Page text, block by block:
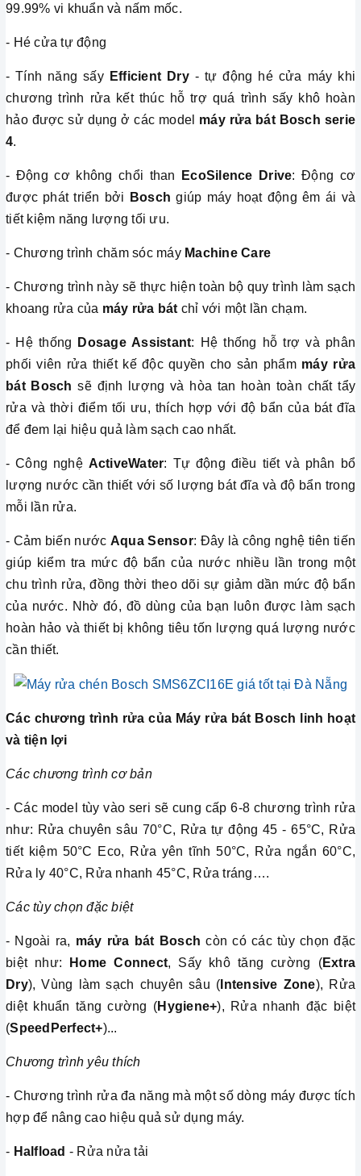
99.99% vi khuẩn và nấm mốc.
- Hé cửa tự động
- Tính năng sấy Efficient Dry- tự động hé cửa máy khi
chương trình rửa kết thúc hỗ trợ quá trình sấy khô hoàn
hảo được sử dụng ở các model máy rửa bát Bosch serie
4.
- Động cơ không chổi than EcoSilence Drive: Động cơ
được phát triển bởi
Boschgiúp máy hoạt động êm ái và
tiết kiệm năng lượng tối ưu.
- Chương trình chăm sóc máy Machine Care
- Chương trình này sẽ thực hiện toàn bộ quy trình làm sạch
khoang rửa của máy rửa bát chỉ với một lần chạm.
- Hệ thống Dosage Assistant: Hệ thống hỗ trợ và phân
phối viên rửa thiết kế độc quyền cho sản phẩm máy rửa
bát Bosch sẽ định lượng và hòa tan hoàn toàn chất tẩy
rửa và thời điểm tối ưu, thích hợp với độ bẩn của bát đĩa
để đem lại hiệu quả làm sạch cao nhất.
- Công nghệ ActiveWater: Tự động điều tiết và phân bổ
lượng nước cần thiết với số lượng bát đĩa và độ bẩn trong
mỗi lần rửa.
- Cảm biến nước Aqua Sensor: Đây là công nghệ tiên tiến
giúp kiểm tra mức độ bẩn của nước nhiều lần trong một
chu trình rửa, đồng thời theo dõi sự giảm dần mức độ bẩn
của nước. Nhờ đó, đồ dùng của bạn luôn được làm sạch
hoàn hảo và thiết bị không tiêu tốn lượng quá lượng nước
cần thiết.
Các chương trình rửa của Máy rửa bát Bosch linh hoạt
và tiện lợi
Các chương trình cơ bản
- Các model tùy vào seri sẽ cung cấp 6-8 chương trình rửa
như: Rửa chuyên sâu 70°C, Rửa tự động 45 - 65°C, Rửa
tiết kiệm 50°C Eco, Rửa yên tĩnh 50°C, Rửa ngắn 60°C,
Rửa ly 40°C, Rửa nhanh 45°C, Rửa tráng….
Các tùy chọn đặc biệt
- Ngoài ra, máy rửa bát Bosch còn có các tùy chọn đặc
biệt như:
Home Connect, Sấy khô tăng cường (Extra
Dry), Vùng làm sạch chuyên sâu ( Intensive Zone), Rửa
diệt khuẩn tăng cường (Hygiene+), Rửa nhanh đặc biệt
(SpeedPerfect+)...
Chương trình yêu thích
- Chương trình rửa đa năng mà một số dòng máy được tích
hợp để nâng cao hiệu quả sử dụng máy.
- Halfload - Rửa nửa tải